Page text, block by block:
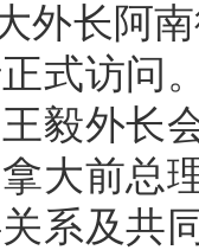
外长阿
式访问
毅外长
大前总
系及共